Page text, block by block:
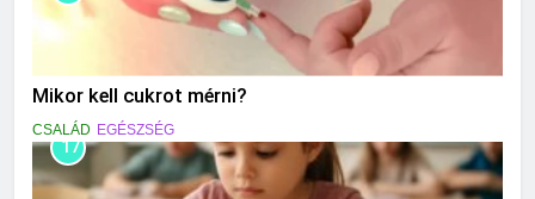
Mikor kell cukrot mérni?
CSALÁD EGÉSZSÉG
17